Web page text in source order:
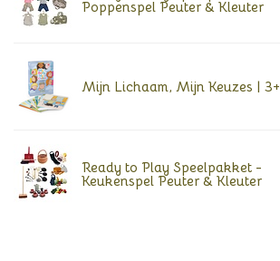
Poppenspel Peuter & Kleuter
Mijn Lichaam, Mijn Keuzes | 3+
Ready to Play Speelpakket -
Keukenspel Peuter & Kleuter